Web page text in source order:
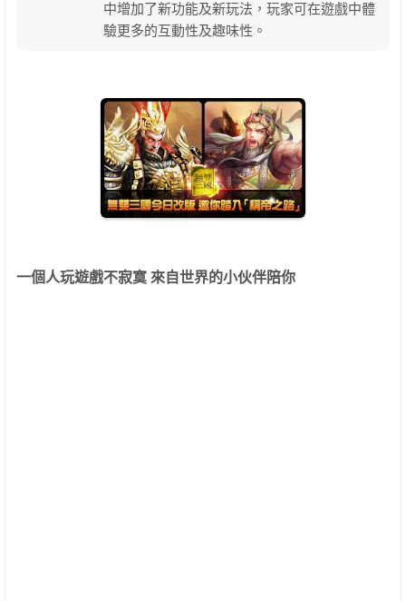
中增加了新功能及新玩法，玩家可在遊戲中體
驗更多的互動性及趣味性。
一個人玩遊戲不寂寞 來自世界的小伙伴陪你